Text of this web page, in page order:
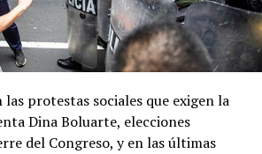
el temario es “suficientemente
como para que la oposición
democrático y en el libre juego
hay que sentarse a debatir” y pidió
y, por lo tanto, a la sociedad
protestas sociales que exigen la
Dina Boluarte, elecciones
del Congreso, y en las últimas